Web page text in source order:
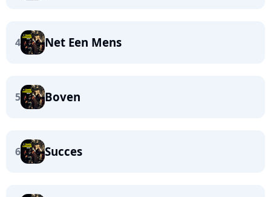
4 Net Een Mens
5 Boven
6 Succes